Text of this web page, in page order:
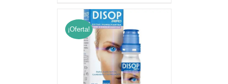
¡Oferta!